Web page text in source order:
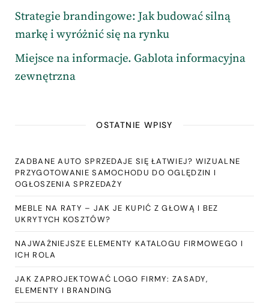
Strategie brandingowe: Jak budować silną
markę i wyróżnić się na rynku
Miejsce na informacje. Gablota informacyjna
zewnętrzna
OSTATNIE WPISY
ZADBANE AUTO SPRZEDAJE SIĘ ŁATWIEJ? WIZUALNE
PRZYGOTOWANIE SAMOCHODU DO OGLĘDZIN I
OGŁOSZENIA SPRZEDAŻY
MEBLE NA RATY – JAK JE KUPIĆ Z GŁOWĄ I BEZ
UKRYTYCH KOSZTÓW?
NAJWAŻNIEJSZE ELEMENTY KATALOGU FIRMOWEGO I
ICH ROLA
JAK ZAPROJEKTOWAĆ LOGO FIRMY: ZASADY,
ELEMENTY I BRANDING